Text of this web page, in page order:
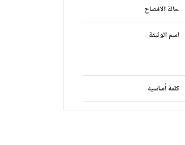
حالة الافصاح
اسم الوثيقة
كلمة أساسية